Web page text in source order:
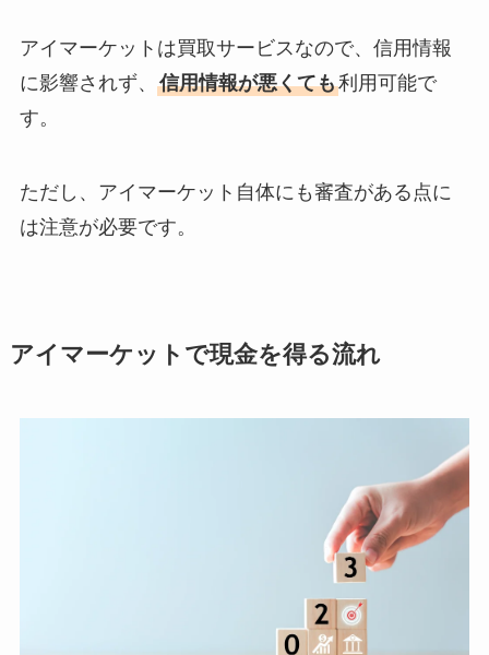
アイマーケットは買取サービスなので、信用情報
に影響されず、 信用情報が悪くても利用可能で
す。
ただし、アイマーケット自体にも審査がある点に
は注意が必要です。
アイマーケットで現金を得る流れ